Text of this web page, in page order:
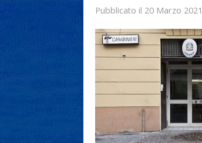
Pubblicato il 20 Marzo 2021